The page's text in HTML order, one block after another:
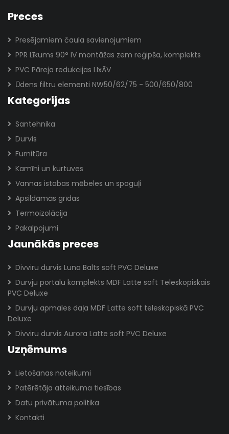
Preces
Presējamiem čaula savienojumiem
PPR Līkums 90° IV montāžas zem reģipša, komplekts
PVC Pāreja redukcijas LIxĀV
Ūdens filtru elementi NW50/62/75 - 500/650/800
Kategorijas
Santehnika
Durvis
Furnitūra
Kamīni un kurtuves
Vannas istabas mēbeles un spoguļi
Apsildāmās grīdas
Termoizolācija
Pakalpojumi
Jaunākās preces
Divviru durvis Luna Balts soft PVC Deluxe
Durvju portālu komplekts MDF Latte soft Teleskopiskais
PVC Deluxe
Durvju apmales daļa MDF Latte soft teleskopiskā PVC
Deluxe
Divviru durvis Aurora Latte soft PVC Deluxe
Uzņēmums
Lietošanas noteikumi
Patērētāja atteikuma tiesības
Datu privātuma politika
Kontakti